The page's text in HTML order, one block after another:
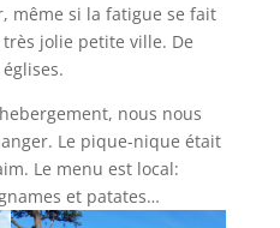
même si la fatigue se fait
jolie petite ville. De
nous nous
Le pique-nique était
Le menu est local:
et patates…